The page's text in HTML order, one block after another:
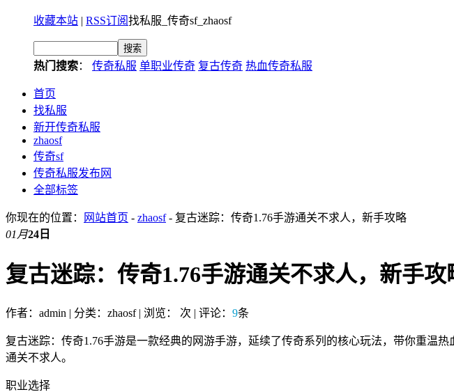
收藏本站 | RSS订阅找私服_传奇sf_zhaosf
热门搜索： 传奇私服 单职业传奇 复古传奇 热血传奇私服
首页
找私服
新开传奇私服
zhaosf
传奇sf
传奇私服发布网
全部标签
你现在的位置： 网站首页 - zhaosf- 复古迷踪：传奇1.76手游通关不求人，新手攻略
01月24日
复古迷踪：传奇1.76手游通关不求人，新手攻
作者：admin | 分类：zhaosf | 浏览： 次 | 评论： 9条
复古迷踪：传奇1.76手游是一款经典的网游手游，延续了传奇系列的核心玩法，带你重温
通关不求人。
职业选择